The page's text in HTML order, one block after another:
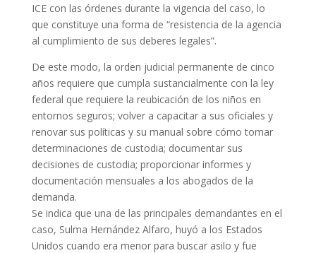
ICE con las órdenes durante la vigencia del caso, lo
que constituye una forma de “resistencia de la agencia
al cumplimiento de sus deberes legales”.
De este modo, la orden judicial permanente de cinco
años requiere que cumpla sustancialmente con la ley
federal que requiere la reubicación de los niños en
entornos seguros; volver a capacitar a sus oficiales y
renovar sus políticas y su manual sobre cómo tomar
determinaciones de custodia; documentar sus
decisiones de custodia; proporcionar informes y
documentación mensuales a los abogados de la
demanda.
Se indica que una de las principales demandantes en el
caso, Sulma Hernández Alfaro, huyó a los Estados
Unidos cuando era menor para buscar asilo y fue